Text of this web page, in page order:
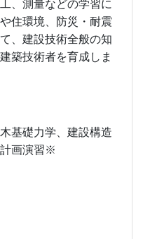
、測量などの学習に
住環境、防災・耐震
、建設技術全般の知
築技術者を育成しま
基礎力学、建設構造
画演習※